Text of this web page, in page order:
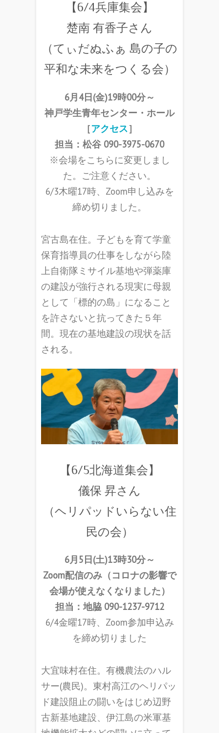
【6/4兵庫集会】
楚南 有香子さん
（てぃだぬふぁ 島の子の
平和な未来をつくる会）
6月4日(金)19時00分～
神戸学生青年センター・ホール
［アクセス ］
担当：松谷 090-3975-0670
※会場をこちらに変更しまし
た。ご注意ください。
6/3木曜17時、Zoom申し込みを
締め切りました。
宮古島在住。子どもを育て学童
保育指導員の仕事をしながら陸
上自衛隊ミサイル基地や弾薬庫
の建設が強行される現実に母親
として「標的の島」になること
を許さないと抗ってきた５年
間。現在の基地建設の現状を話
される。
【6/5北海道集会】
儀保 昇さん
（ヘリパッドいらない住
民の会）
6月5日(土)13時30分～
Zoom配信のみ（コロナの影響で
会場が使えなくなりました）
担当：地脇 090-1237-9712
6/4金曜17時、Zoom参加申込み
を締め切りました
大宜味村在住。有機農法のハル
サー(農民)。東村高江のヘリパッ
ド建設阻止の闘いをはじめ辺野
古新基地建設、伊江島の米軍基